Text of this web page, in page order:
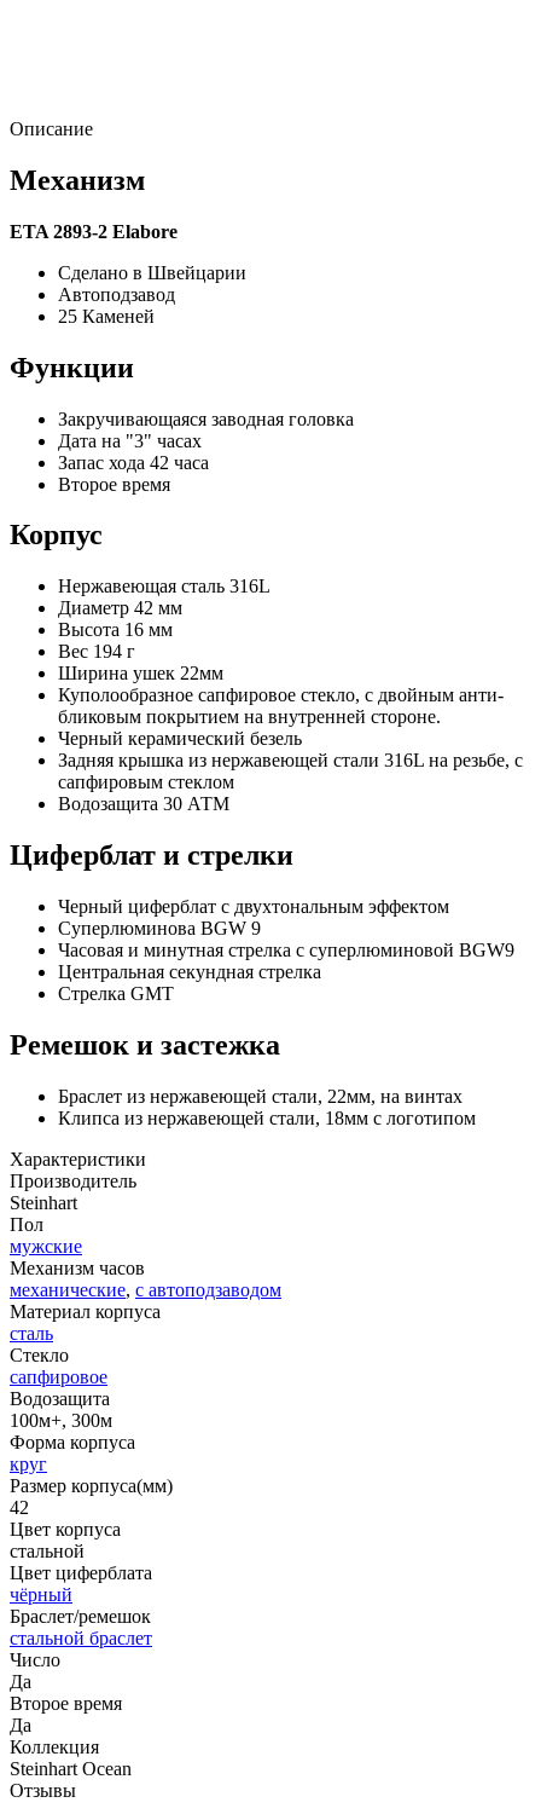
Описание
Механизм
ETA 2893-2 Elabore
Сделано в Швейцарии
Автоподзавод
25 Каменей
Функции
Закручивающаяся заводная головка
Дата на "3" часах
Запас хода 42 часа
Второе время
Корпус
Нержавеющая сталь 316L
Диаметр 42 мм
Высота 16 мм
Вес 194 г
Ширина ушек 22мм
Куполообразное сапфировое стекло, с двойным анти-
бликовым покрытием на внутренней стороне.
Черный керамический безель
Задняя крышка из нержавеющей стали 316L на резьбе, с
сапфировым стеклом
Водозащита 30 АТМ
Циферблат и стрелки
Черный циферблат с двухтональным эффектом
Суперлюминова BGW 9
Часовая и минутная стрелка с суперлюминовой BGW9
Центральная секундная стрелка
Стрелка GMT
Ремешок и застежка
Браслет из нержавеющей стали, 22мм, на винтах
Клипса из нержавеющей стали, 18мм с логотипом
Характеристики
Производитель
Steinhart
Пол
мужские
Механизм часов
механические, с автоподзаводом
Материал корпуса
сталь
Стекло
сапфировое
Водозащита
100м+, 300м
Форма корпуса
круг
Размер корпуса(мм)
42
Цвет корпуса
стальной
Цвет циферблата
чёрный
Браслет/ремешок
стальной браслет
Число
Да
Второе время
Да
Коллекция
Steinhart Ocean
Отзывы